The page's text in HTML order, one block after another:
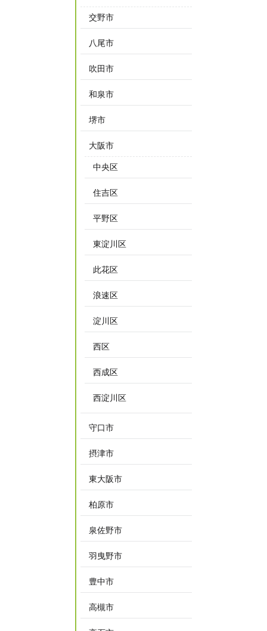
交野市
八尾市
吹田市
和泉市
堺市
大阪市
中央区
住吉区
平野区
東淀川区
此花区
浪速区
淀川区
西区
西成区
西淀川区
守口市
摂津市
東大阪市
柏原市
泉佐野市
羽曳野市
豊中市
高槻市